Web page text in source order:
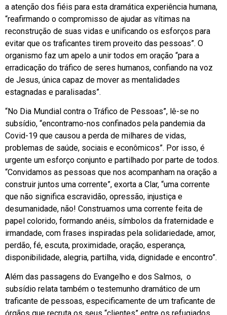
a atenção dos fiéis para esta dramática experiência humana,
“reafirmando o compromisso de ajudar as vítimas na
reconstrução de suas vidas e unificando os esforços para
evitar que os traficantes tirem proveito das pessoas”. O
organismo faz um apelo a unir todos em oração “para a
erradicação do tráfico de seres humanos, confiando na voz
de Jesus, única capaz de mover as mentalidades
estagnadas e paralisadas”.
“No Dia Mundial contra o Tráfico de Pessoas”, lê-se no
subsídio, “encontramo-nos confinados pela pandemia da
Covid-19 que causou a perda de milhares de vidas,
problemas de saúde, sociais e econômicos”. Por isso, é
urgente um esforço conjunto e partilhado por parte de todos.
“Convidamos as pessoas que nos acompanham na oração a
construir juntos uma corrente”, exorta a Clar, “uma corrente
que não significa escravidão, opressão, injustiça e
desumanidade, não! Construamos uma corrente feita de
papel colorido, formando anéis, símbolos da fraternidade e
irmandade, com frases inspiradas pela solidariedade, amor,
perdão, fé, escuta, proximidade, oração, esperança,
disponibilidade, alegria, partilha, vida, dignidade e encontro”.
Além das passagens do Evangelho e dos Salmos, o
subsídio relata também o testemunho dramático de um
traficante de pessoas, especificamente de um traficante de